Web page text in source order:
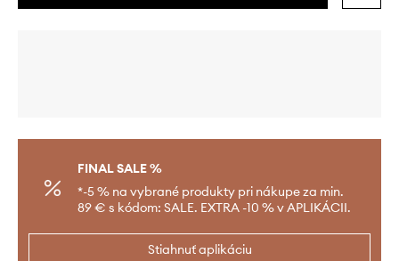
FINAL SALE %
*-5 % na vybrané produkty pri nákupe za min.
89 € s kódom: SALE. EXTRA -10 % v APLIKÁCII.
Stiahnuť aplikáciu